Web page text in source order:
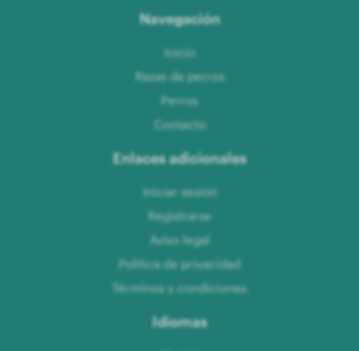
Navegación
Inicio
Razas de perros
Perros
Contacto
Enlaces adicionales
Iniciar sesión
Registrarse
Aviso legal
Política de privacidad
Términos y condiciones
Idiomas